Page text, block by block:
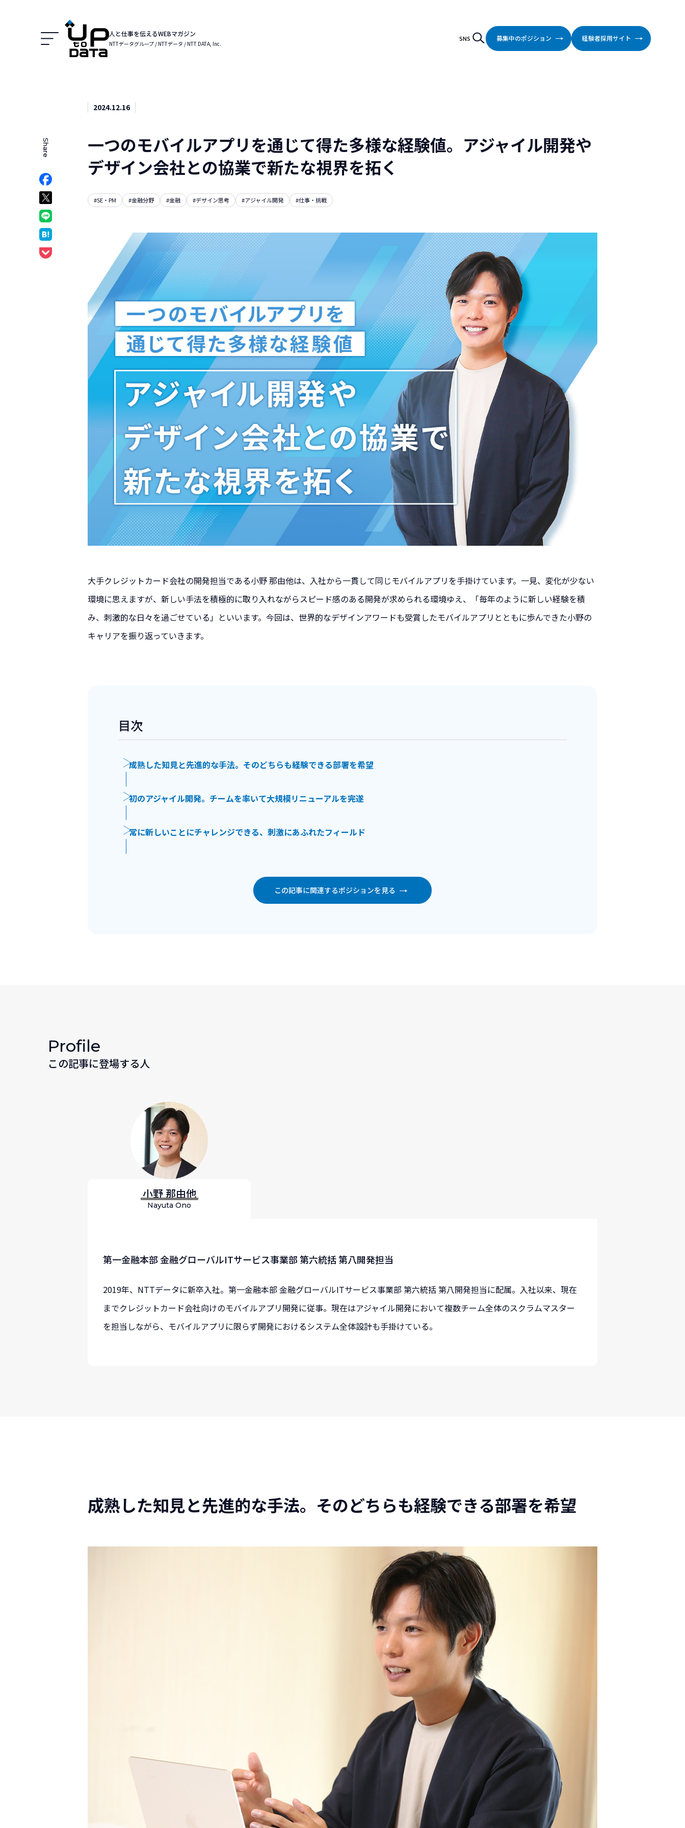
人と仕事を伝えるWEBマガジン
NTTデータグループ / NTTデータ / NTT DATA, Inc.
Menu
SNS 検索
Search
募集中のポジション 経験者採用サイト
2024.12.16
一つのモバイルアプリを通じて得た多様な経験値。アジャイル開発や
デザイン会社との協業で新たな視界を拓く
#SE・PM #金融分野 #金融 #デザイン思考 #アジャイル開発 #仕事・挑戦
Share
Xでシェア
はてなブックマークでシェア
大手クレジットカード会社の開発担当である小野 那由他は、入社から一貫して同じモバイルアプリを手掛けています。一見、変化が少ない
環境に思えますが、新しい手法を積極的に取り入れながらスピード感のある開発が求められる環境ゆえ、「毎年のように新しい経験を積
み、刺激的な日々を過ごせている」といいます。今回は、世界的なデザインアワードも受賞したモバイルアプリとともに歩んできた小野の
キャリアを振り返っていきます。
目次
成熟した知見と先進的な手法。そのどちらも経験できる部署を希望
初のアジャイル開発。チームを率いて大規模リニューアルを完遂
常に新しいことにチャレンジできる、刺激にあふれたフィールド
この記事に関連するポジションを見る
Profile
この記事に登場する人
小野 那由他
Nayuta Ono
第一金融本部 金融グローバルITサービス事業部 第六統括 第八開発担当
2019年、NTTデータに新卒入社。第一金融本部 金融グローバルITサービス事業部 第六統括 第八開発担当に配属。入社以来、現在
までクレジットカード会社向けのモバイルアプリ開発に従事。現在はアジャイル開発において複数チーム全体のスクラムマスター
を担当しながら、モバイルアプリに限らず開発におけるシステム全体設計も手掛けている。
成熟した知見と先進的な手法。そのどちらも経験できる部署を希望
ークでシェア